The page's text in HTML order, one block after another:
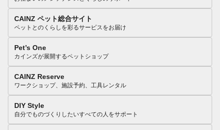
CAINZ ペット総合サイト
ペットとのくらしを彩るサービスをお届け
Pet’s One
カインズが展開するペットショップ
CAINZ Reserve
ワークショップ、施設予約、工具レンタル
DIY Style
自分でものづくりしたいすべての人をサポート